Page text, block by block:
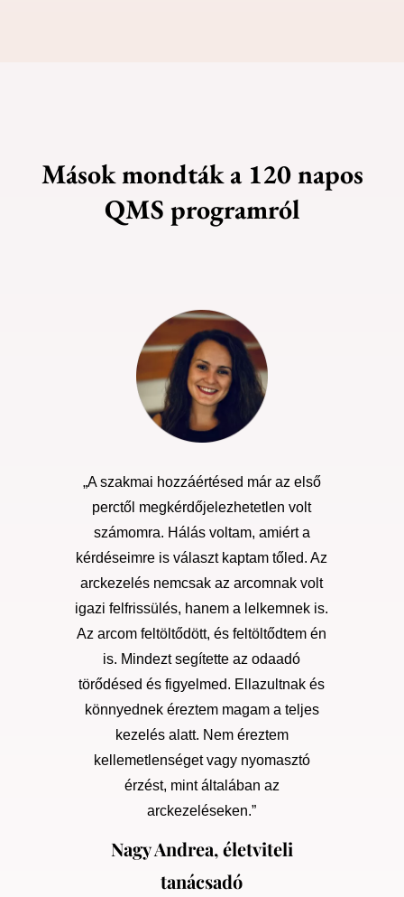
Mások mondták a 120 napos
QMS programról
„A szakmai hozzáértésed már az első
perctől megkérdőjelezhetetlen volt
számomra. Hálás voltam, amiért a
kérdéseimre is választ kaptam tőled. Az
arckezelés nemcsak az arcomnak volt
igazi felfrissülés, hanem a lelkemnek is.
Az arcom feltöltődött, és feltöltődtem én
is. Mindezt segítette az odaadó
törődésed és figyelmed. Ellazultnak és
könnyednek éreztem magam a teljes
kezelés alatt. Nem éreztem
kellemetlenséget vagy nyomasztó
érzést, mint általában az
arckezeléseken.”
Nagy Andrea, életviteli
tanácsadó